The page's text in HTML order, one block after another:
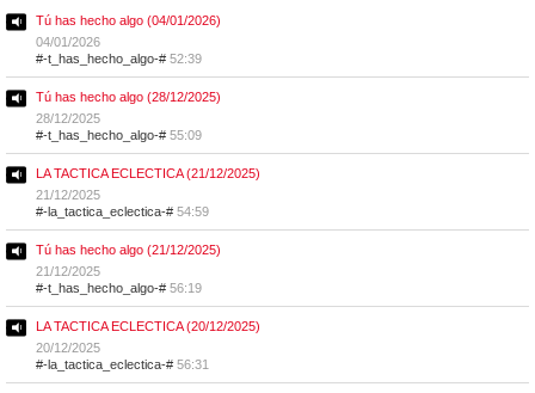
Tú has hecho algo (04/01/2026)
04/01/2026
#-t_has_hecho_algo-# 52:39
Tú has hecho algo (28/12/2025)
28/12/2025
#-t_has_hecho_algo-# 55:09
LA TACTICA ECLECTICA (21/12/2025)
21/12/2025
#-la_tactica_eclectica-# 54:59
Tú has hecho algo (21/12/2025)
21/12/2025
#-t_has_hecho_algo-# 56:19
LA TACTICA ECLECTICA (20/12/2025)
20/12/2025
#-la_tactica_eclectica-# 56:31